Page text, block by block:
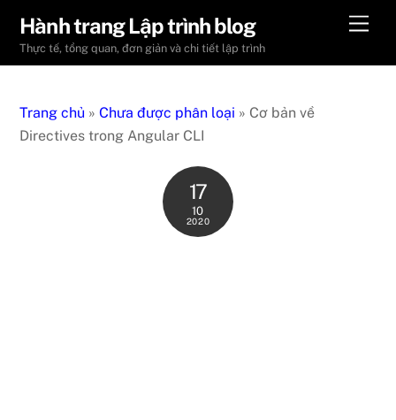
content
Hành trang Lập trình blog
Thực tế, tổng quan, đơn giản và chi tiết lập trình
Trang chủ »Chưa được phân loại » Cơ bản về
Directives trong Angular CLI
17
10
2020